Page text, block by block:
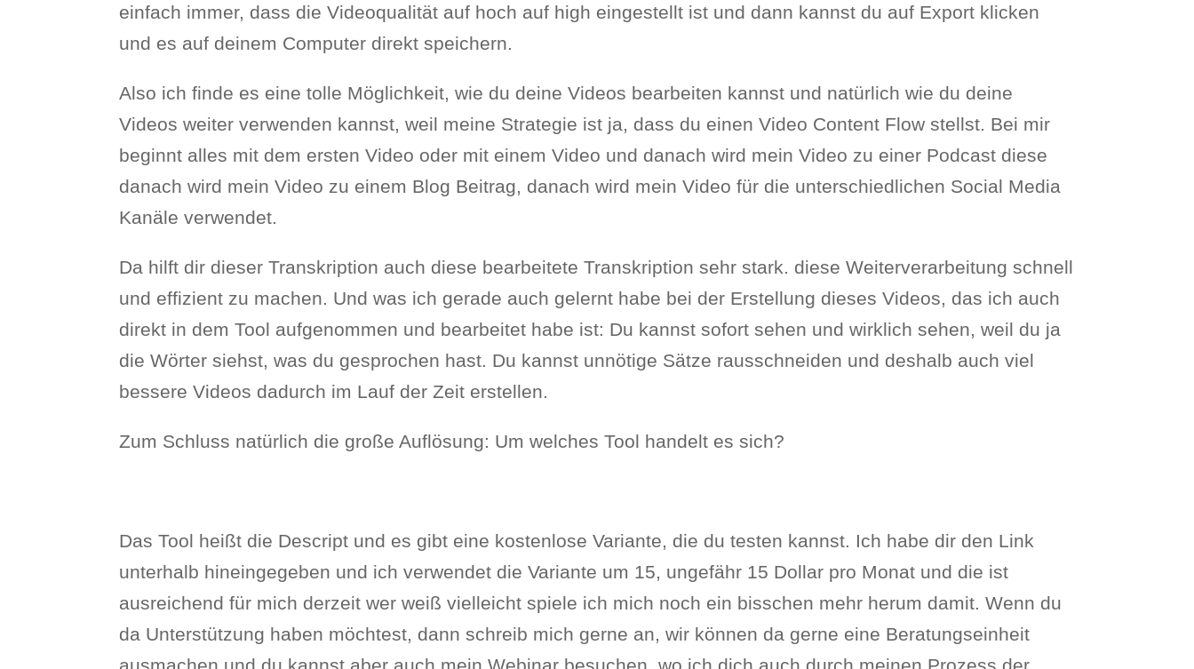
einfach immer, dass die Videoqualität auf hoch auf high eingestellt ist und dann kannst du auf Export klicken
und es auf deinem Computer direkt speichern.
Also ich finde es eine tolle Möglichkeit, wie du deine Videos bearbeiten kannst und natürlich wie du deine
Videos weiter verwenden kannst, weil meine Strategie ist ja, dass du einen Video Content Flow stellst. Bei mir
beginnt alles mit dem ersten Video oder mit einem Video und danach wird mein Video zu einer Podcast diese
danach wird mein Video zu einem Blog Beitrag, danach wird mein Video für die unterschiedlichen Social Media
Kanäle verwendet.
Da hilft dir dieser Transkription auch diese bearbeitete Transkription sehr stark. diese Weiterverarbeitung schnell
und effizient zu machen. Und was ich gerade auch gelernt habe bei der Erstellung dieses Videos, das ich auch
direkt in dem Tool aufgenommen und bearbeitet habe ist: Du kannst sofort sehen und wirklich sehen, weil du ja
die Wörter siehst, was du gesprochen hast. Du kannst unnötige Sätze rausschneiden und deshalb auch viel
bessere Videos dadurch im Lauf der Zeit erstellen.
Zum Schluss natürlich die große Auflösung: Um welches Tool handelt es sich?
Das Tool heißt die Descript und es gibt eine kostenlose Variante, die du testen kannst. Ich habe dir den Link
unterhalb hineingegeben und ich verwendet die Variante um 15, ungefähr 15 Dollar pro Monat und die ist
ausreichend für mich derzeit wer weiß vielleicht spiele ich mich noch ein bisschen mehr herum damit. Wenn du
da Unterstützung haben möchtest, dann schreib mich gerne an, wir können da gerne eine Beratungseinheit